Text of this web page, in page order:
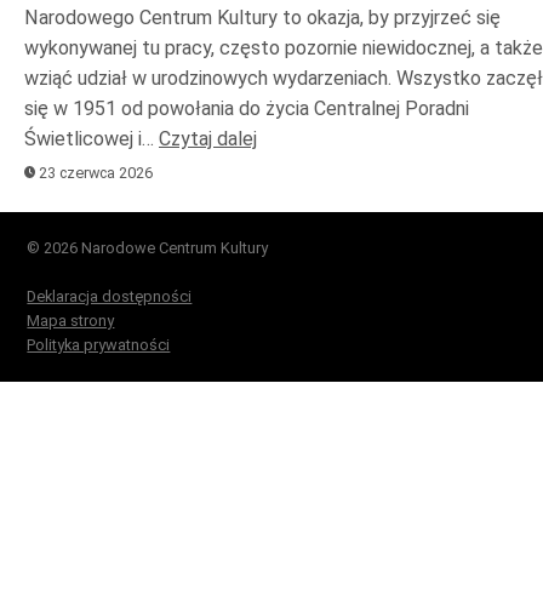
Narodowego Centrum Kultury to okazja, by przyjrzeć się
wykonywanej tu pracy, często pozornie niewidocznej, a także
wziąć udział w urodzinowych wydarzeniach. Wszystko
się w 1951 od powołania do życia Centralnej Poradni
Świetlicowej i… Czytaj dalej
23 czerwca 2026
© 2026 Narodowe Centrum Kultury
Deklaracja dostępności
Mapa strony
Polityka prywatności